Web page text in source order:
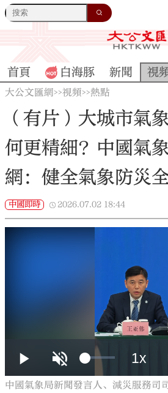
大公文匯
首頁 白海豚 新聞 視
大公文匯網>>視頻>>熱點
（有片）大城市氣
何更精細？中國氣
網：健全氣象防災
中國即時 2026.07.02 18:44
中國氣象局新聞發言人、減災服務司